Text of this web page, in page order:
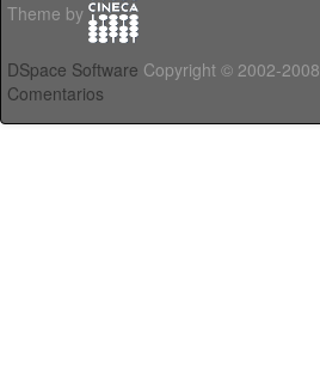
Theme by
DSpace Software Copyright © 2002-2008
Comentarios